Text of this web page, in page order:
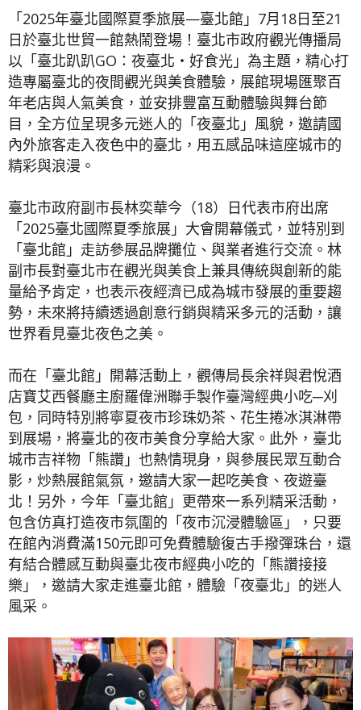
「2025年臺北國際夏季旅展—臺北館」7月18日至21
日於臺北世貿一館熱鬧登場！臺北市政府觀光傳播局
以「臺北趴趴GO：夜臺北‧好食光」為主題，精心打
造專屬臺北的夜間觀光與美食體驗，展館現場匯聚百
年老店與人氣美食，並安排豐富互動體驗與舞台節
目，全方位呈現多元迷人的「夜臺北」風貌，邀請國
內外旅客走入夜色中的臺北，用五感品味這座城市的
精彩與浪漫。
臺北市政府副市長林奕華今（18）日代表市府出席
「2025臺北國際夏季旅展」大會開幕儀式，並特別到
「臺北館」走訪參展品牌攤位、與業者進行交流。林
副市長對臺北市在觀光與美食上兼具傳統與創新的能
量給予肯定，也表示夜經濟已成為城市發展的重要趨
勢，未來將持續透過創意行銷與精采多元的活動，讓
世界看見臺北夜色之美。
而在「臺北館」開幕活動上，觀傳局長余祥與君悅酒
店寶艾西餐廳主廚羅偉洲聯手製作臺灣經典小吃─刈
包，同時特別將寧夏夜市珍珠奶茶、花生捲冰淇淋帶
到展場，將臺北的夜市美食分享給大家。此外，臺北
城市吉祥物「熊讚」也熱情現身，與參展民眾互動合
影，炒熱展館氣氛，邀請大家一起吃美食、夜遊臺
北！另外，今年「臺北館」更帶來一系列精采活動，
包含仿真打造夜市氛圍的「夜市沉浸體驗區」，只要
在館內消費滿150元即可免費體驗復古手撥彈珠台，還
有結合體感互動與臺北夜市經典小吃的「熊讚接接
樂」，邀請大家走進臺北館，體驗「夜臺北」的迷人
風采。